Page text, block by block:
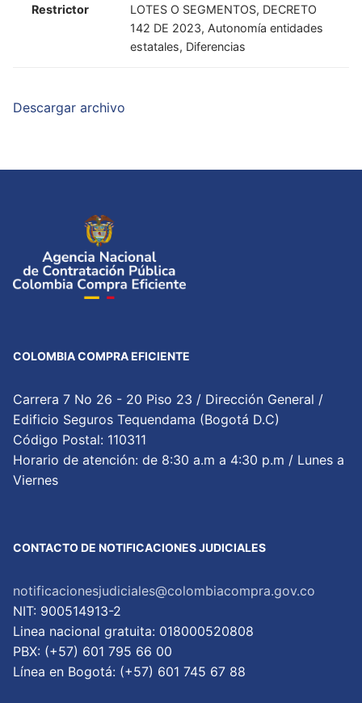
Restrictor
LOTES O SEGMENTOS, DECRETO
142 DE 2023, Autonomía entidades
estatales, Diferencias
Descargar archivo
COLOMBIA COMPRA EFICIENTE
Carrera 7 No 26 - 20 Piso 23 / Dirección General /
Edificio Seguros Tequendama (Bogotá D.C)
Código Postal: 110311
Horario de atención: de 8:30 a.m a 4:30 p.m / Lunes a
Viernes
CONTACTO DE NOTIFICACIONES JUDICIALES
notificacionesjudiciales@colombiacompra.gov.co
NIT: 900514913-2
Linea nacional gratuita: 018000520808
PBX: (+57) 601 795 66 00
Lí­nea en Bogotá: (+57) 601 745 67 88